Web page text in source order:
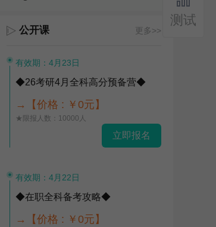
测试
公开课 更多>>
有效期：4月23日
◆26考研4月全科高分预备营◆
→【价格 : ￥0元】
★限报人数：10000人
立即报名
有效期：4月22日
◆在职全科备考攻略◆
→【价格 : ￥0元】